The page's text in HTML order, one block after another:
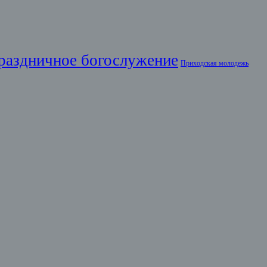
богослужение Приходская молодежь